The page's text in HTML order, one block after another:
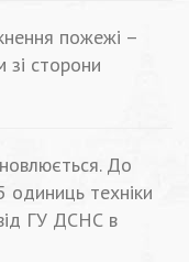
пожежі –
сторони
До
одиниць техніки
ГУ ДСНС в